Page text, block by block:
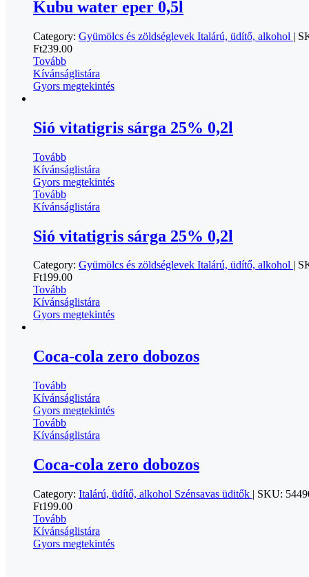
Kubu water eper 0,5l
Category: Gyümölcs és zöldséglevek Italárú, üdítő, alkohol |
Ft239.00
Tovább
Kívánságlistára
Gyors megtekintés
Sió vitatigris sárga 25% 0,2l
Tovább
Kívánságlistára
Gyors megtekintés
Tovább
Kívánságlistára
Sió vitatigris sárga 25% 0,2l
Category: Gyümölcs és zöldséglevek Italárú, üdítő, alkohol |
Ft199.00
Tovább
Kívánságlistára
Gyors megtekintés
Coca-cola zero dobozos
Tovább
Kívánságlistára
Gyors megtekintés
Tovább
Kívánságlistára
Coca-cola zero dobozos
Category: Italárú, üdítő, alkohol Szénsavas üditők | SKU:
Ft199.00
Tovább
Kívánságlistára
Gyors megtekintés